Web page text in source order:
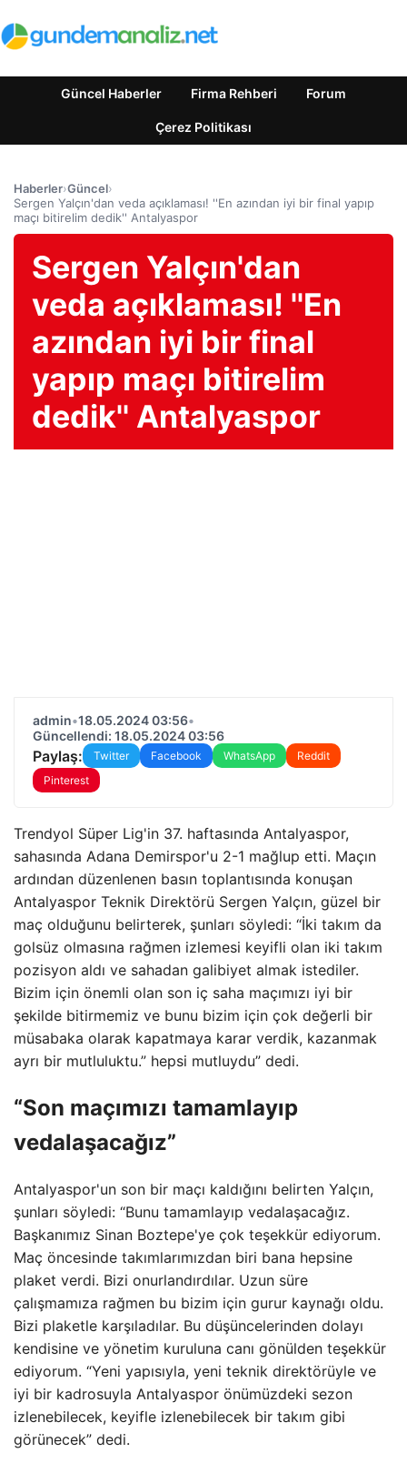
Güncel Haberler Firma Rehberi Forum
Çerez Politikası
Haberler›Güncel›
Sergen Yalçın'dan veda açıklaması! ''En azından iyi bir final yapıp
maçı bitirelim dedik'' Antalyaspor
Sergen Yalçın'dan
veda açıklaması! ''En
azından iyi bir final
yapıp maçı bitirelim
dedik'' Antalyaspor
admin•18.05.2024 03:56•
Güncellendi: 18.05.2024 03:56
Paylaş: Twitter Facebook WhatsApp
Reddit
Pinterest
Trendyol Süper Lig'in 37. haftasında Antalyaspor,
sahasında Adana Demirspor'u 2-1 mağlup etti. Maçın
ardından düzenlenen basın toplantısında konuşan
Antalyaspor Teknik Direktörü Sergen Yalçın, güzel bir
maç olduğunu belirterek, şunları söyledi: “İki takım da
golsüz olmasına rağmen izlemesi keyifli olan iki takım
pozisyon aldı ve sahadan galibiyet almak istediler.
Bizim için önemli olan son iç saha maçımızı iyi bir
şekilde bitirmemiz ve bunu bizim için çok değerli bir
müsabaka olarak kapatmaya karar verdik, kazanmak
ayrı bir mutluluktu.” hepsi mutluydu” dedi.
“Son maçımızı tamamlayıp
vedalaşacağız”
Antalyaspor'un son bir maçı kaldığını belirten Yalçın,
şunları söyledi: “Bunu tamamlayıp vedalaşacağız.
Başkanımız Sinan Boztepe'ye çok teşekkür ediyorum.
Maç öncesinde takımlarımızdan biri bana hepsine
plaket verdi. Bizi onurlandırdılar. Uzun süre
çalışmamıza rağmen bu bizim için gurur kaynağı oldu.
Bizi plaketle karşıladılar. Bu düşüncelerinden dolayı
kendisine ve yönetim kuruluna canı gönülden teşekkür
ediyorum. “Yeni yapısıyla, yeni teknik direktörüyle ve
iyi bir kadrosuyla Antalyaspor önümüzdeki sezon
izlenebilecek, keyifle izlenebilecek bir takım gibi
görünecek” dedi.